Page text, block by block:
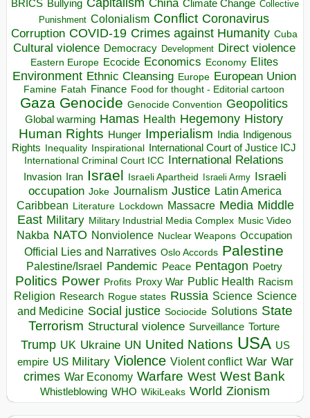
BRICS Bullying China Climate Change Collective
Punishment Colonialism Conflict Coronavirus
Corruption COVID-19 Crimes against Humanity Cuba
Cultural violence Democracy Development Direct violence
Eastern Europe Ecocide Economics Economy Elites
Environment Ethnic Cleansing Europe European Union
Famine Fatah Finance Food for thought - Editorial cartoon
Gaza Genocide Genocide Convention Geopolitics
Global warming Hamas Health Hegemony History
Human Rights Hunger Imperialism India Indigenous
Rights Inequality Inspirational
International Court of Justice ICJ
International Criminal Court ICC International Relations
Invasion Iran Israel Israeli Apartheid Israeli Army Israeli
occupation Joke Journalism Justice Latin America
Caribbean Literature Lockdown Massacre Media Middle
East Military Military Industrial Media Complex Music Video
Nakba NATO Nonviolence Nuclear Weapons Occupation
Official Lies and Narratives Oslo Accords Palestine
Palestine/Israel Pandemic Peace Pentagon Poetry
Politics Power Profits Proxy War Public Health Racism
Religion Research Rogue states Russia Science Science
and Medicine Social justice Sociocide Solutions State
Terrorism Structural violence Surveillance Torture
Trump UK Ukraine UN United Nations USA US
empire US Military Violence Violent conflict War War
crimes War Economy Warfare West West Bank
Whistleblowing WHO WikiLeaks World Zionism